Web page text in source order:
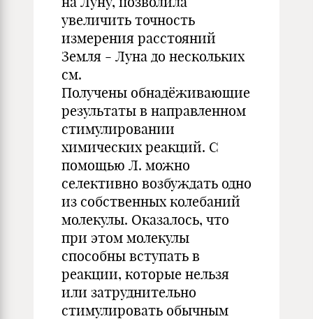
увеличить точность
измерения расстояний
Земля - Луна до нескольких
см.
Получены обнадёживающие
результаты в направленном
стимулировании
химических реакций. С
помощью Л. можно
селективно возбуждать одно
из собственных колебаний
молекулы. Оказалось, что
при этом молекулы
способны вступать в
реакции, которые нельзя
или затруднительно
стимулировать обычным